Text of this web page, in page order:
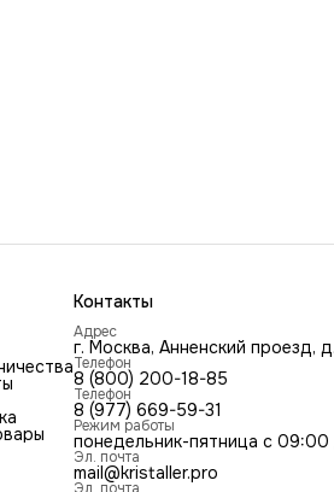
Контакты
Адрес
г. Москва, Анненский проезд,
Телефон
8 (800) 200-18-85
Телефон
8 (977) 669-59-31
Режим работы
понедельник-пятница с
Эл. почта
mail@kristaller.pro